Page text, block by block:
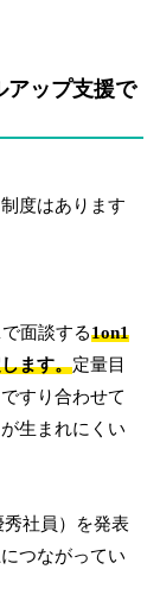
アップ支援で
度はあります
面談する1on1
ます。定量目
すり合わせて
生まれにくい
秀社員）を発表
つながってい